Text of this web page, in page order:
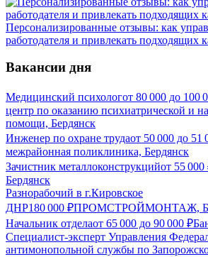
Персонализированные отзывы: как
работодателя и привлекать подходящих
Вакансии дня
Медицинский психологот 80 000 до 100
центр по оказанию психиатрической и
помощи, Бердянск
Инженер по охране трудаот 50 000 до 51
межрайонная поликлиника, Бердянск
Зачистник металлоконструкцийот 55 000
Бердянск
Разнорабочий в г.Кировское
ДНР180 000 ₽ПРОМСТРОЙМОНТАЖ,
Начальник отделаот 65 000 до 90 000 ₽
Специалист-эксперт Управления
антимонопольной службы по